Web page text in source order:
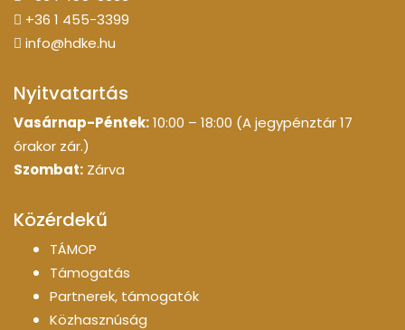
+36 1 455-3399
info@hdke.hu
Nyitvatartás
Vasárnap-Péntek:10:00 – 18:00 (A jegypénztár 17
órakor zár.)
Szombat: Zárva
Közérdekű
TÁMOP
Támogatás
Partnerek, támogatók
Közhasznúság